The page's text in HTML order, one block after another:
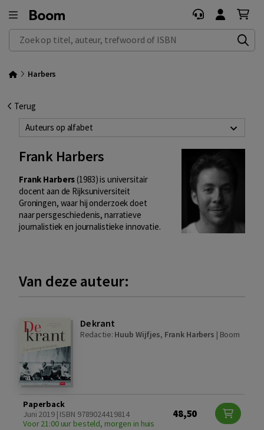
Zoek op titel, auteur, trefwoord of ISBN
Harbers
Terug
Auteurs op alfabet
Frank Harbers
Frank Harbers(1983) is universitair
docent aan de Rijksuniversiteit
Groningen, waar hij onderzoek doet
naar persgeschiedenis, narratieve
journalistiek en journalistieke innovatie.
Van deze auteur:
De krant
Redactie: Huub Wijfjes, Frank Harbers | Boom
Paperback
Juni 2019 | ISBN 9789024419814
Voor 21:00 uur besteld, morgen in huis
48,50